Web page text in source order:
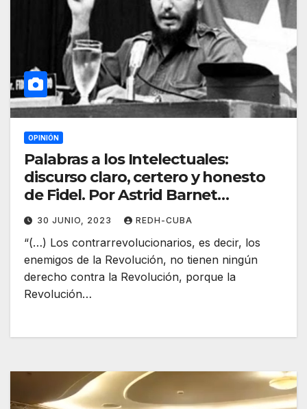
OPINIÓN
Palabras a los Intelectuales:
discurso claro, certero y honesto
de Fidel. Por Astrid Barnet
Rodríguez
30 JUNIO, 2023 REDH-CUBA
“(…) Los contrarrevolucionarios, es decir, los
enemigos de la Revolución, no tienen ningún
derecho contra la Revolución, porque la
Revolución…